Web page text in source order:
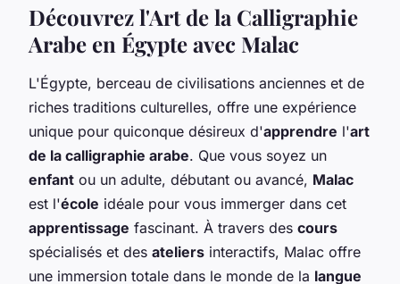
Découvrez l'Art de la Calligraphie
Arabe en Égypte avec Malac
L'Égypte, berceau de civilisations anciennes et de
riches traditions culturelles, offre une expérience
unique pour quiconque désireux d'apprendre l'art
de la calligraphie arabe. Que vous soyez un
enfant ou un adulte, débutant ou avancé, Malac
est l'école idéale pour vous immerger dans cet
apprentissage fascinant. À travers des cours
spécialisés et des ateliers interactifs, Malac offre
une immersion totale dans le monde de la langue